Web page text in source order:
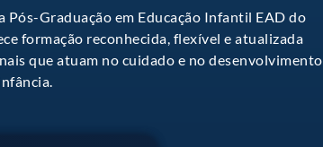
Pós-Graduação em Educação Infantil EAD do
formação reconhecida, flexível e atualizada
que atuam no cuidado e no desenvolvimento